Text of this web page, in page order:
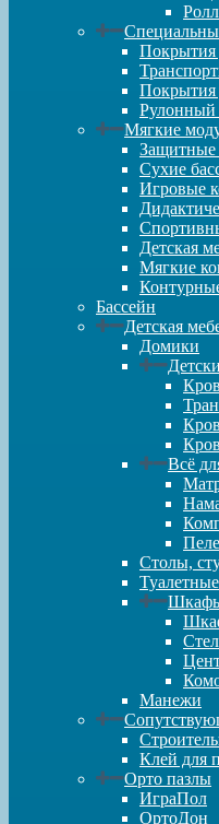
Покрытия
Покрытия
Мягкие
Защитные
Сухие
Игровые
Детская
Мягкие
Бассейн
Детская
Домики
Всё
Столы,
Шкафы
Манежи
Клей для
Орто пазлы
ИграПол
ОртоДон